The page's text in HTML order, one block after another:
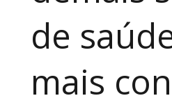
de
mais